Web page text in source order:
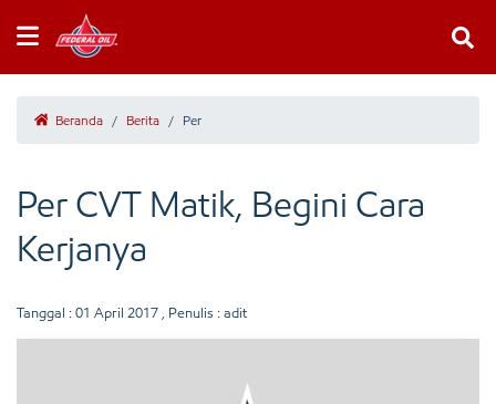
Beranda / Berita / Per
Per CVT Matik, Begini Cara
Kerjanya
Tanggal : 01 April 2017 , Penulis : adit